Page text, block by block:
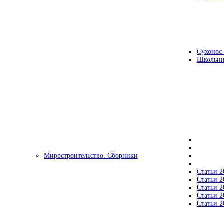
Миростроительство. Сборники
Статьи
Статьи
Статьи
Статьи
Статьи